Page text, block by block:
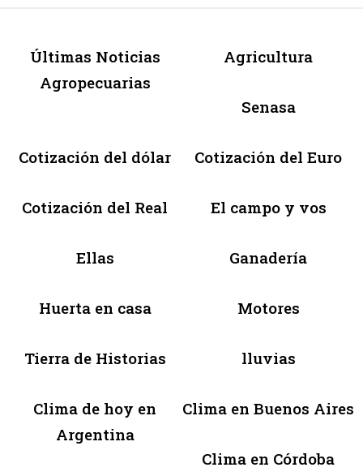
Últimas Noticias
Agropecuarias
Agricultura
Senasa
Cotización del dólar Cotización del Euro
Cotización del Real El campo y vos
Ellas Ganadería
Huerta en casa Motores
Tierra de Historias lluvias
Clima de hoy en
Argentina
Clima en Buenos Aires
Clima en Córdoba